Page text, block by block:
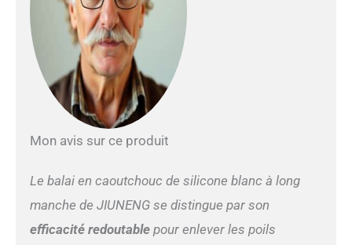
comme brosse de cuisine
d'intérieur ou balai en bois
dur pour garder la maison
propre et bien rangée. Il
peut également être utilisé
nettoyage parfait pour les
nettoyage pour poils
caoutchouc avec manche
est très adaptée pour attirer
Mon avis sur ce produit
Le balai en caoutchouc de silicone blanc à long
manche de JIUNENG se distingue par son
efficacité redoutablepour enlever les poils